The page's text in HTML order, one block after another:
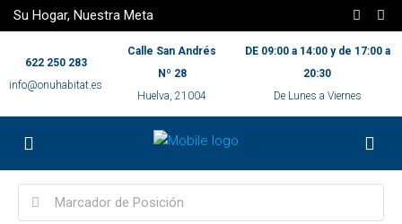
Su Hogar, Nuestra Meta
622 250 283
info@onuhabitat.es
Calle San Andrés
Nº 28
Huelva, 21004
DE 09:00 a 14:00 y de 17:00 a
20:30
De Lunes a Viernes